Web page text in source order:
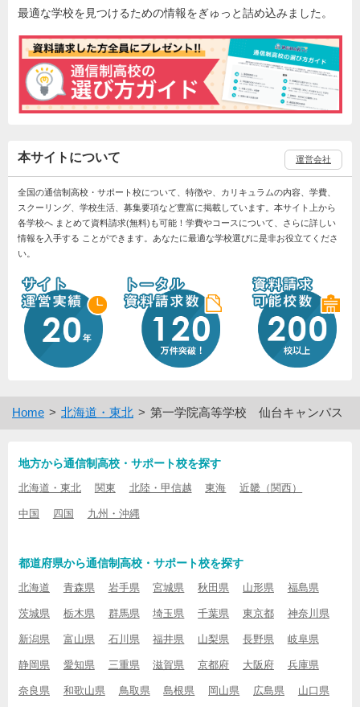
最適な学校を見つけるための情報をぎゅっと詰め込みました。
本サイトについて 運営会社
全国の通信制高校・サポート校について、特徴や、カリキュラムの内容、学費、
スクーリング、学校生活、募集要項など豊富に掲載しています。本サイト上から
各学校へ まとめて資料請求(無料)も可能！学費やコースについて、さらに詳しい
情報を入手する ことができます。あなたに最適な学校選びに是非お役立てくださ
い。
Home 北海道・東北 第一学院高等学校 仙台キャンパス
地方から通信制高校・サポート校を探す
北海道・東北 関東 北陸・甲信越 東海 近畿（関西）
中国 四国 九州・沖縄
都道府県から通信制高校・サポート校を探す
北海道 青森県 岩手県 宮城県 秋田県 山形県 福島県
茨城県 栃木県 群馬県 埼玉県 千葉県 東京都 神奈川県
新潟県 富山県 石川県 福井県 山梨県 長野県 岐阜県
静岡県 愛知県 三重県 滋賀県 京都府 大阪府 兵庫県
奈良県 和歌山県 鳥取県 島根県 岡山県 広島県 山口県